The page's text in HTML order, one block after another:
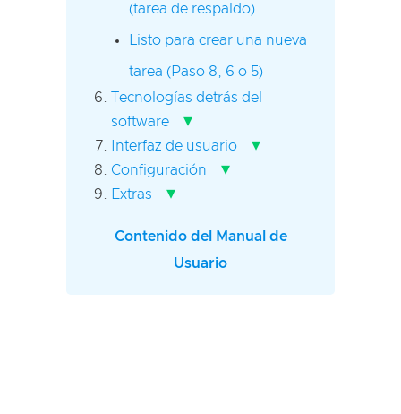
(tarea de respaldo)
Listo para crear una nueva
tarea (Paso 8, 6 o 5)
Tecnologías detrás del
software
▾
Interfaz de usuario ▾
Configuración ▾
Extras ▾
Contenido del Manual de
Usuario